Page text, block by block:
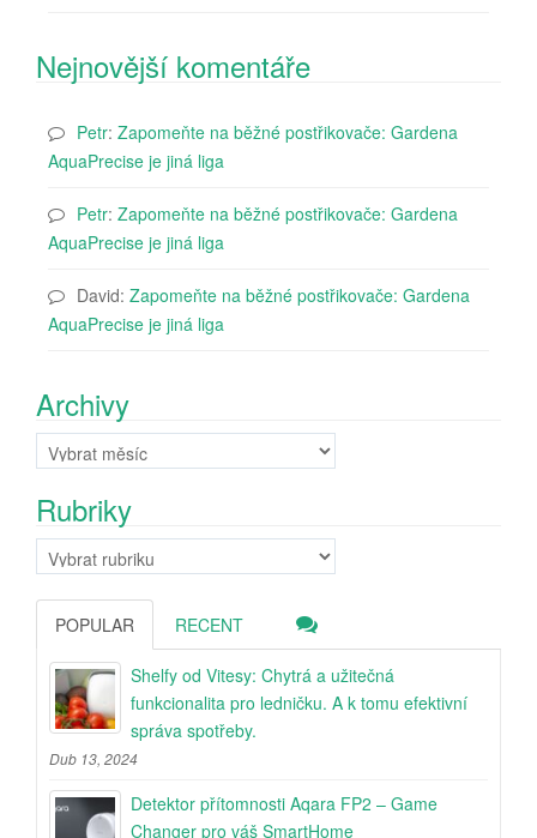
Nejnovější komentáře
Petr: Zapomeňte na běžné postřikovače: Gardena
AquaPrecise je jiná liga
Petr: Zapomeňte na běžné postřikovače: Gardena
AquaPrecise je jiná liga
David: Zapomeňte na běžné postřikovače: Gardena
AquaPrecise je jiná liga
Archivy
Archivy
Rubriky
Rubriky
POPULAR RECENT
Shelfy od Vitesy: Chytrá a užitečná
funkcionalita pro ledničku. A k tomu efektivní
správa spotřeby.
Dub 13, 2024
Detektor přítomnosti Aqara FP2 – Game
Changer pro váš SmartHome